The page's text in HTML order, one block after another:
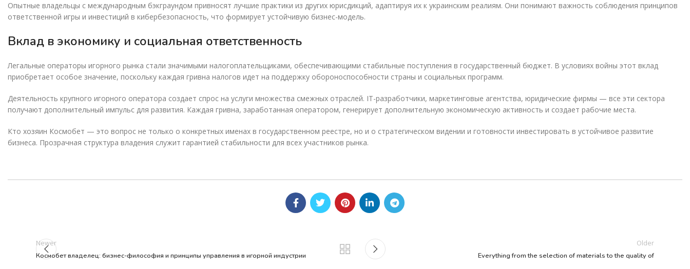
Опытные владельцы с международным бэкграундом привносят лучшие практики из других юрисдикций, адаптируя их к украинским реалиям. Они понимают важность соблюдения принципов
ответственной игры и инвестиций в кибербезопасность, что формирует устойчивую бизнес-модель.
Вклад в экономику и социальная ответственность
Легальные операторы игорного рынка стали значимыми налогоплательщиками, обеспечивающими стабильные поступления в государственный бюджет. В условиях войны этот вклад
приобретает особое значение, поскольку каждая гривна налогов идет на поддержку обороноспособности страны и социальных программ.
Деятельность крупного игорного оператора создает спрос на услуги множества смежных отраслей. IT-разработчики, маркетинговые агентства, юридические фирмы — все эти сектора
получают дополнительный импульс для развития. Каждая гривна, заработанная оператором, генерирует дополнительную экономическую активность и создает рабочие места.
Кто хозяин Космобет — это вопрос не только о конкретных именах в государственном реестре, но и о стратегическом видении и готовности инвестировать в устойчивое развитие
бизнеса. Прозрачная структура владения служит гарантией стабильности для всех участников рынка.
Newer
Космобет владелец: бизнес-философия и принципы управления в игорной индустрии
Older
Everything from the selection of materials to the quality of